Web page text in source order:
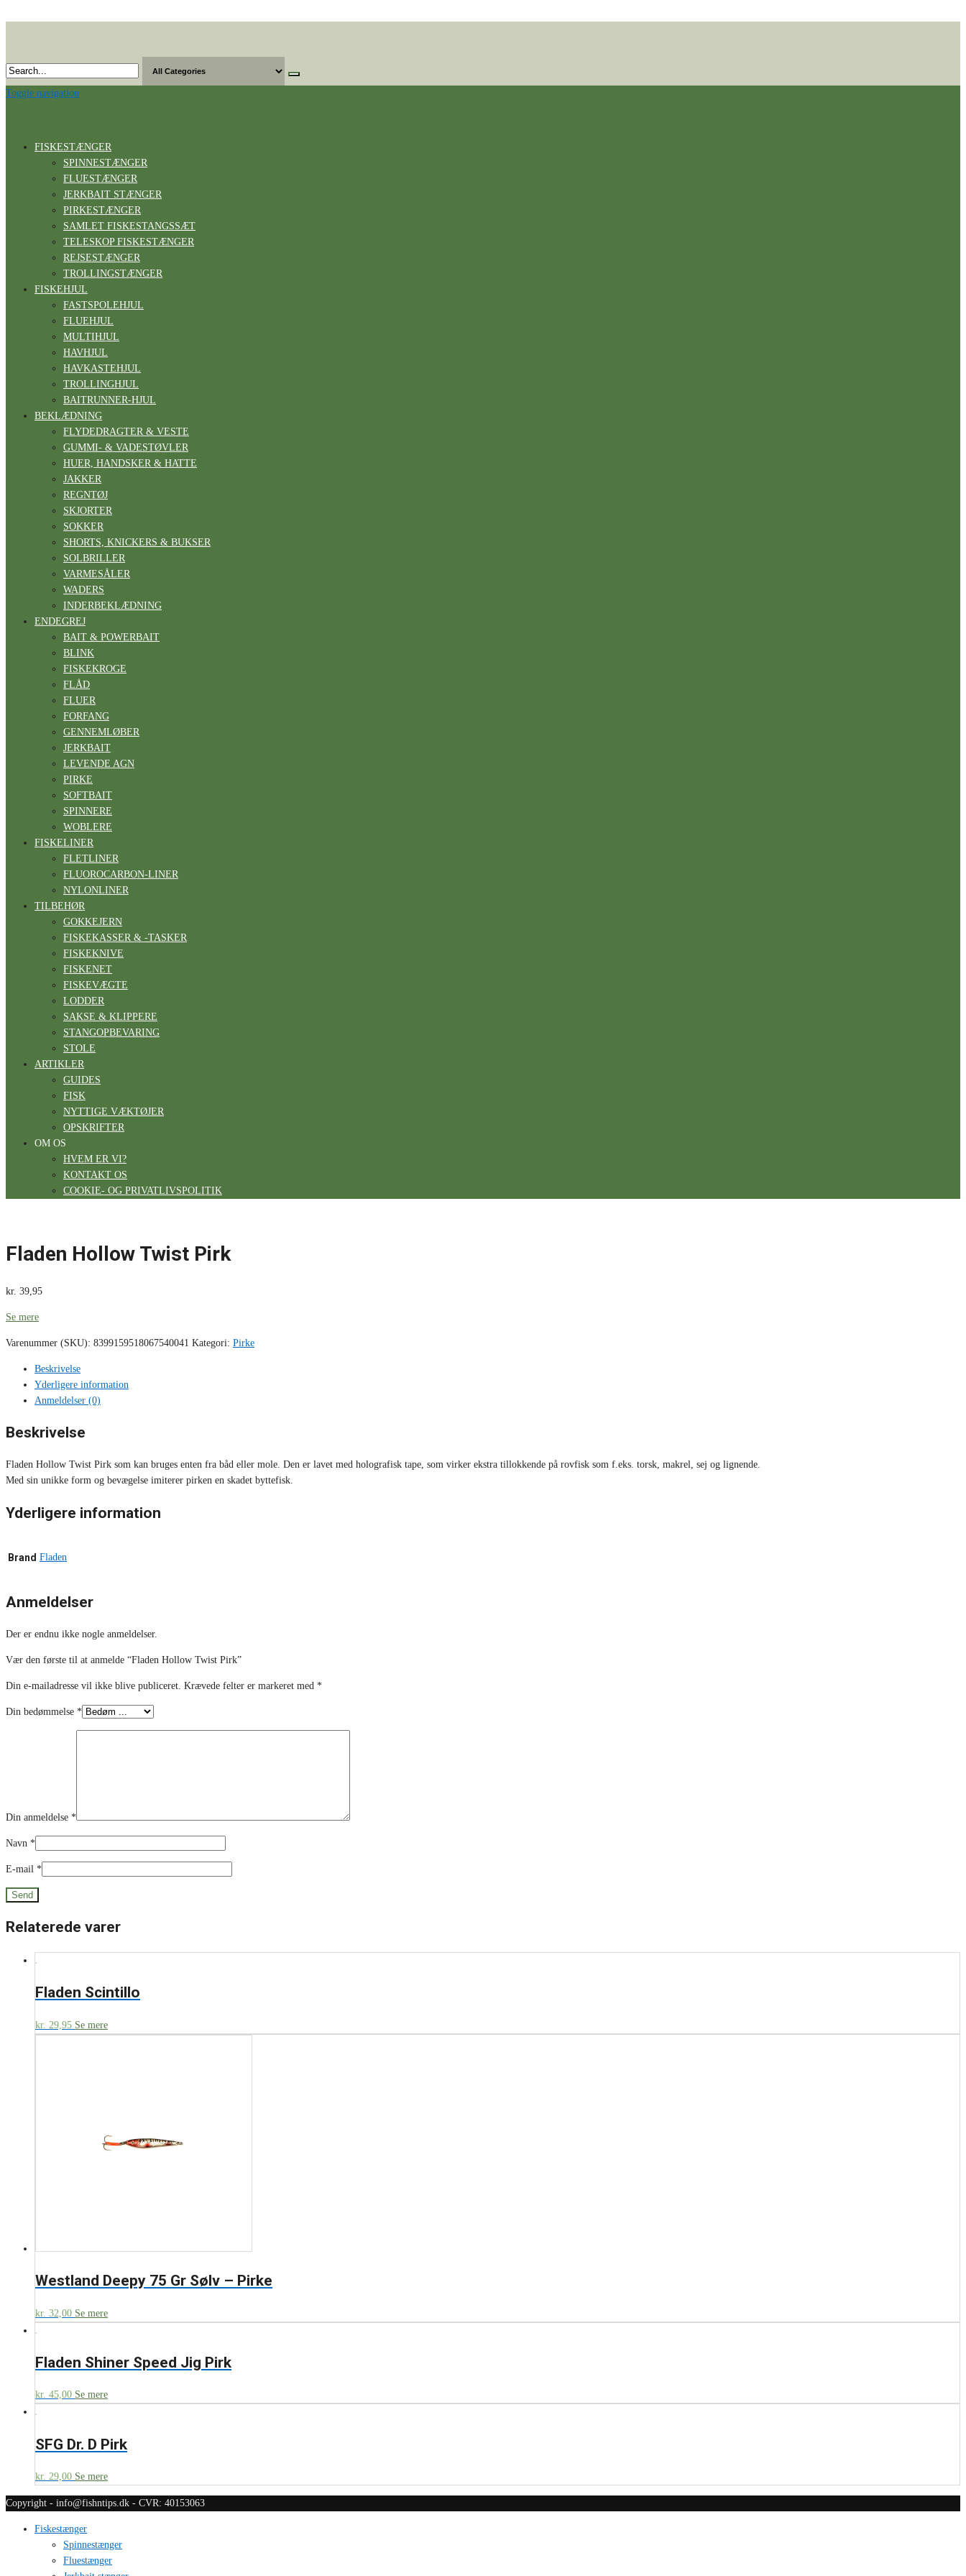
content
Toggle navigation
FISKESTÆNGER
SPINNESTÆNGER
FLUESTÆNGER
JERKBAIT STÆNGER
PIRKESTÆNGER
SAMLET FISKESTANGSSÆT
TELESKOP FISKESTÆNGER
REJSESTÆNGER
TROLLINGSTÆNGER
FISKEHJUL
FASTSPOLEHJUL
FLUEHJUL
MULTIHJUL
HAVHJUL
HAVKASTEHJUL
TROLLINGHJUL
BAITRUNNER-HJUL
BEKLÆDNING
FLYDEDRAGTER & VESTE
GUMMI- & VADESTØVLER
HUER, HANDSKER & HATTE
JAKKER
REGNTØJ
SKJORTER
SOKKER
SHORTS, KNICKERS & BUKSER
SOLBRILLER
VARMESÅLER
WADERS
INDERBEKLÆDNING
ENDEGREJ
BAIT & POWERBAIT
BLINK
FISKEKROGE
FLÅD
FLUER
FORFANG
GENNEMLØBER
JERKBAIT
LEVENDE AGN
PIRKE
SOFTBAIT
SPINNERE
WOBLERE
FISKELINER
FLETLINER
FLUOROCARBON-LINER
NYLONLINER
TILBEHØR
GOKKEJERN
FISKEKASSER & -TASKER
FISKEKNIVE
FISKENET
FISKEVÆGTE
LODDER
SAKSE & KLIPPERE
STANGOPBEVARING
STOLE
ARTIKLER
GUIDES
FISK
NYTTIGE VÆKTØJER
OPSKRIFTER
OM OS
HVEM ER VI?
KONTAKT OS
COOKIE- OG PRIVATLIVSPOLITIK
Fladen Hollow Twist Pirk
kr. 39,95
Se mere
Varenummer (SKU): 8399159518067540041 Kategori: Pirke
Beskrivelse
Yderligere information
Anmeldelser (0)
Beskrivelse
Fladen Hollow Twist Pirk som kan bruges enten fra båd eller mole. Den er lavet med holografisk tape, som virker ekstra tillokkende på rovfisk som f.eks. torsk, makrel, sej og lignende.
Med sin unikke form og bevægelse imiterer pirken en skadet byttefisk.
Yderligere information
Brand Fladen
Anmeldelser
Der er endnu ikke nogle anmeldelser.
Vær den første til at anmelde “Fladen Hollow Twist Pirk”
Din e-mailadresse vil ikke blive publiceret. Krævede felter er markeret med *
Din bedømmelse *
Din anmeldelse *
Navn *
E-mail *
Relaterede varer
Fladen Scintillo
kr. 29,95 Se mere
Westland Deepy 75 Gr Sølv – Pirke
kr. 32,00 Se mere
Fladen Shiner Speed Jig Pirk
kr. 45,00 Se mere
SFG Dr. D Pirk
kr. 29,00 Se mere
Copyright - info@fishntips.dk - CVR: 40153063
Fiskestænger
Spinnestænger
Fluestænger